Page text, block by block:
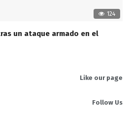
124
un ataque armado en el
Like our page
Follow Us